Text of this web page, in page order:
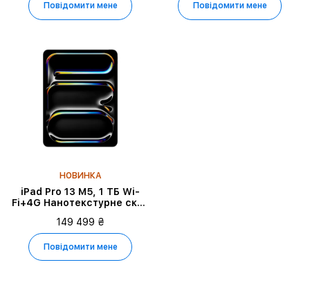
Повідомити мене Повідомити мене
НОВИНКА
iPad Pro 13 M5, 1 ТБ Wi-
Fi+4G Нанотекстурне скло
149 499 ₴
Повідомити мене